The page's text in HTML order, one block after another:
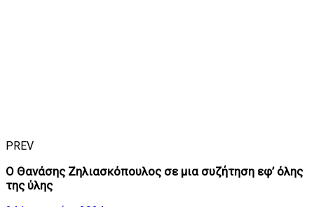
PREV
Ο Θανάσης Ζηλιασκόπουλος σε μια συζήτηση εφ’ όλης
της ύλης